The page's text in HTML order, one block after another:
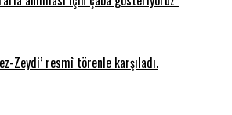
Zeydi’ resmî törenle karşıladı.